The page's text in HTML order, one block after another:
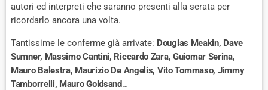
autori ed interpreti che saranno presenti alla serata per
ricordarlo ancora una volta.
Tantissime le conferme già arrivate: Douglas Meakin, Dave
Sumner, Massimo Cantini, Riccardo Zara, Guiomar Serina,
Mauro Balestra, Maurizio De Angelis, Vito Tommaso, Jimmy
Tamborrelli, Mauro Goldsand…